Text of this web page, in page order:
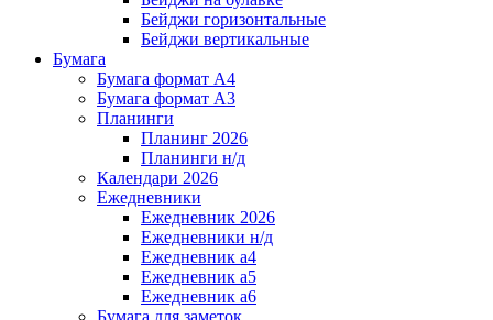
Бейджи горизонтальные
Бейджи вертикальные
Бумага
Бумага формат А4
Бумага формат А3
Планинги
Планинг 2026
Планинги н/д
Календари 2026
Ежедневники
Ежедневник 2026
Ежедневники н/д
Ежедневник а4
Ежедневник а5
Ежедневник а6
Бумага для заметок